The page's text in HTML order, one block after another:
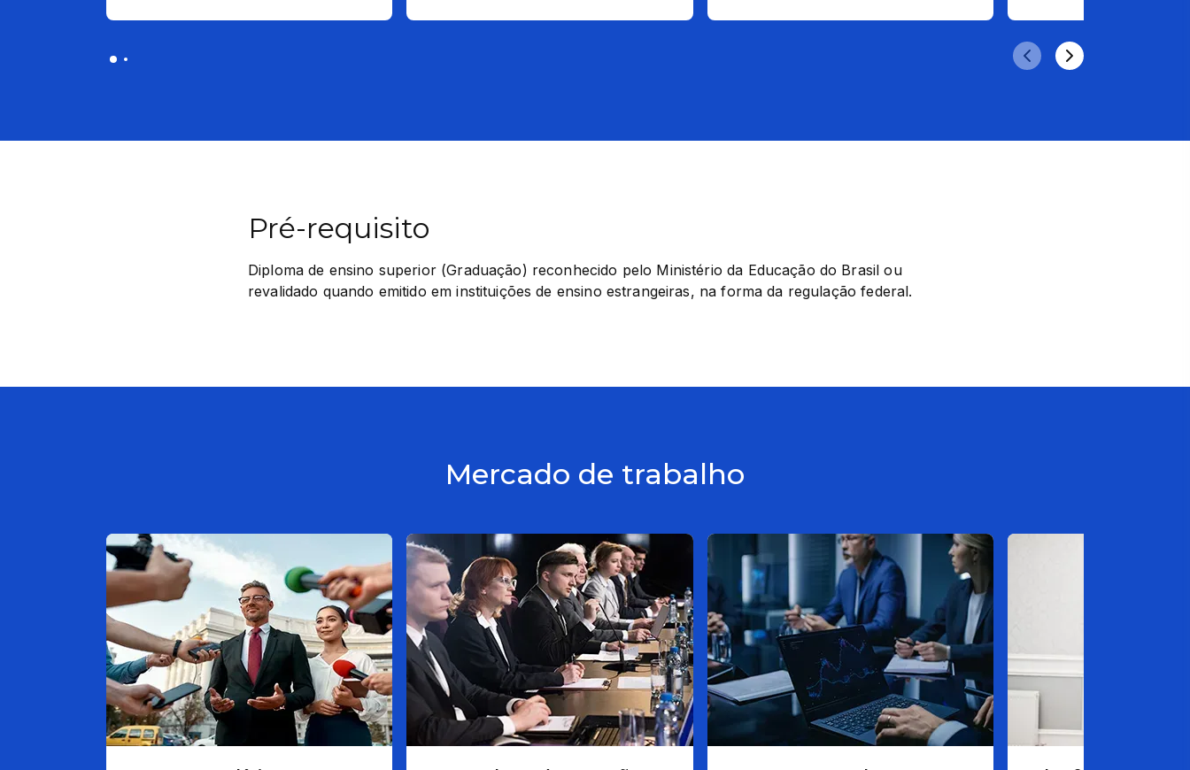
Pré-requisito
Diploma de ensino superior (Graduação) reconhecido pelo Ministério da Educação do Brasil ou
revalidado quando emitido em instituições de ensino estrangeiras, na forma da regulação federal.
Mercado de trabalho